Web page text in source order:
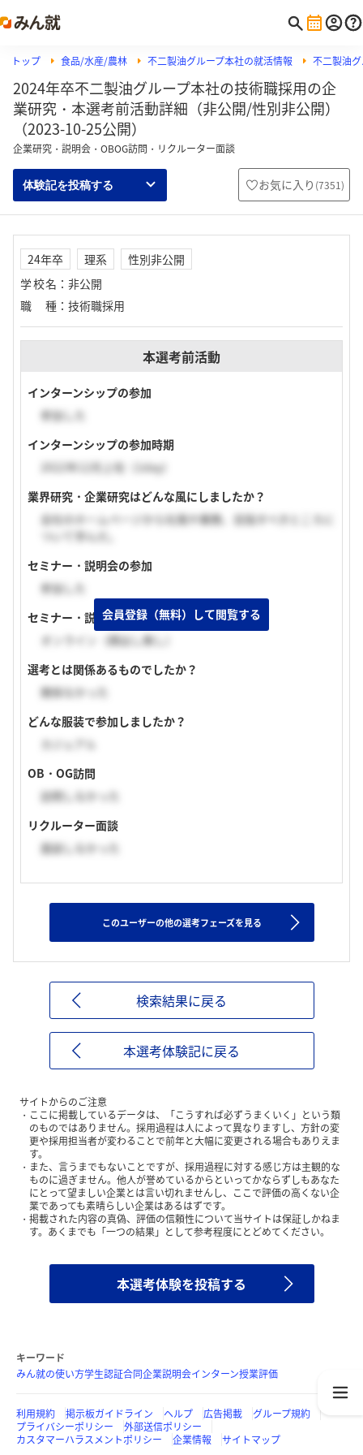
トップ 食品/水産/農林 不二製油グループ本社の就活情報 不二製油
2024年卒不二製油グループ本社の技術職採用の企
業研究・本選考前活動詳細（非公開/性別非公開）
（2023-10-25公開）
企業研究・説明会・OBOG訪問・リクルーター面談
体験記を投稿する お気に入り (7351)
24年卒 理系
性別非公開
学校名 ： 非公開
職種 ： 技術職採用
本選考前活動
インターンシップの参加
参加した
インターンシップの参加時期
2022年12月上旬（1day）
業界研究・企業研究はどんな風にしましたか？
会社のホームページから社風や業務、目指すべきところに
ついて学んだ。
セミナー・説明会の参加
参加した
セミナー・説明会の実施形式
オンライン（顔出し無し）
選考とは関係あるものでしたか？
関係なかった
どんな服装で参加しましたか？
カジュアル
OB・OG訪問
訪問しなかった
リクルーター面談
面談しなかった
会員登録（無料）して閲覧する
このユーザーの他の選考フェーズを見る
検索結果に戻る
本選考体験記に戻る
サイトからのご注意
ここに掲載しているデータは、「こうすれば必ずうまくいく」という類
のものではありません。採用過程は人によって異なりますし、方針の変
更や採用担当者が変わることで前年と大幅に変更される場合もありえま
す。
また、言うまでもないことですが、採用過程に対する感じ方は主観的な
ものに過ぎません。他人が誉めているからといってかならずしもあなた
にとって望ましい企業とは言い切れませんし、ここで評価の高くない企
業であっても素晴らしい企業はあるはずです。
掲載された内容の真偽、評価の信頼性について当サイトは保証しかねま
す。あくまでも「一つの結果」として参考程度にとどめてください。
本選考体験を投稿する
キーワード
みん就の使い方学生認証合同企業説明会インターン授業評価
利用規約 掲示板ガイドライン ヘルプ 広告掲載
グループ規約
プライバシーポリシー
外部送信ポリシー
カスタマーハラスメントポリシー
企業情報 サイトマップ